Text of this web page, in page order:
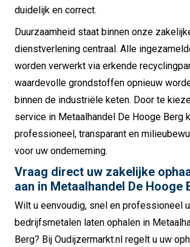
duidelijk en correct.
Duurzaamheid staat binnen onze
dienstverlening centraal. Alle
worden verwerkt via erkende
waardevolle grondstoffen opnieuw
binnen de industriële keten. Door te
service in Metaalhandel De Hooge Berg
professioneel, transparant en
voor uw onderneming.
Vraag direct uw zakelijke
aan in Metaalhandel De Hooge
Wilt u eenvoudig, snel en professioneel
bedrijfsmetalen laten ophalen in
Berg? Bij Oudijzermarkt.nl regelt u uw